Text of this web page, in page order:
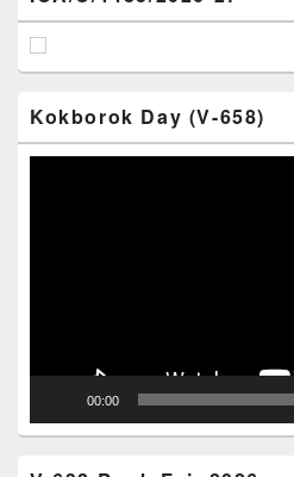
Kokborok Day (V-658)
00:00